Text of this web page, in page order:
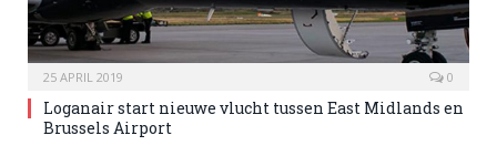
25 APRIL 2019 0
Loganair start nieuwe vlucht tussen East Midlands en
Brussels Airport